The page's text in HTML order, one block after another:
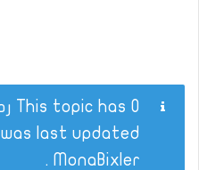
was last updated
MonaBixler
.